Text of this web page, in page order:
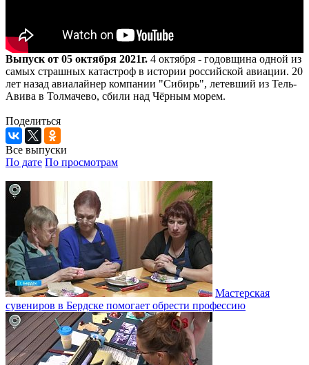
Выпуск от 05 октября 2021г. 4 октября - годовщина одной из
самых страшных катастроф в истории российской авиации. 20
лет назад авиалайнер компании "Сибирь", летевший из Тель-
Авива в Толмачево, сбили над Чёрным морем.
Поделиться
Все выпуски
По дате По просмотрам
Мастерская
сувениров в Бердске помогает обрести профессию